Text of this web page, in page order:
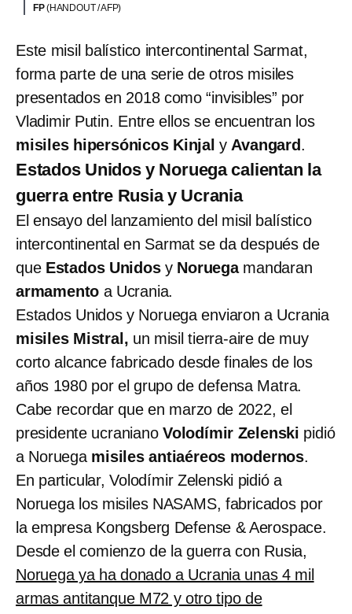
FP(HANDOUT / AFP)
Este misil balístico intercontinental Sarmat,
forma parte de una serie de otros misiles
presentados en 2018 como “invisibles” por
Vladimir Putin. Entre ellos se encuentran los
misiles hipersónicos Kinjaly Avangard .
Estados Unidos y Noruega calientan la
guerra entre Rusia y Ucrania
El ensayo del lanzamiento del misil balístico
intercontinental en Sarmat se da después de
que Estados Unidosy Noruega mandaran
armamento a Ucrania.
Estados Unidos y Noruega enviaron a Ucrania
misiles Mistral, un misil tierra-aire de muy
corto alcance fabricado desde finales de los
años 1980 por el grupo de defensa Matra.
Cabe recordar que en marzo de 2022, el
presidente ucranianoVolodímir Zelenski pidió
a Noruega misiles antiaéreos modernos.
En particular, Volodímir Zelenski pidió a
Noruega los misiles NASAMS, fabricados por
la empresa Kongsberg Defense & Aerospace.
Desde el comienzo de la guerra con Rusia,
Noruega ya ha donado a Ucrania unas 4 mil
armas antitanque M72 y otro tipo de